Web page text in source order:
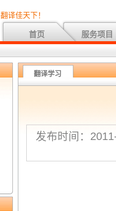
翻译佳天下！
首页 服务项目
翻译学习
发布时间：